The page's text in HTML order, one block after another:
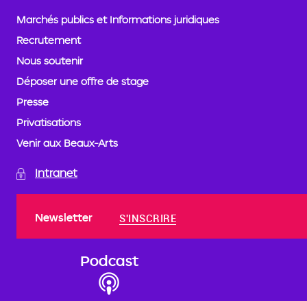
Marchés publics et Informations juridiques
Recrutement
Nous soutenir
Déposer une offre de stage
Presse
Privatisations
Venir aux Beaux-Arts
Intranet
Newsletter S'INSCRIRE
Podcast